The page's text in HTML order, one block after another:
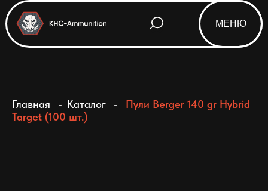
МЕНЮ
Html code will be here
Главная - Каталог -
Пули Berger 140 gr Hybrid
Target (100 шт.)